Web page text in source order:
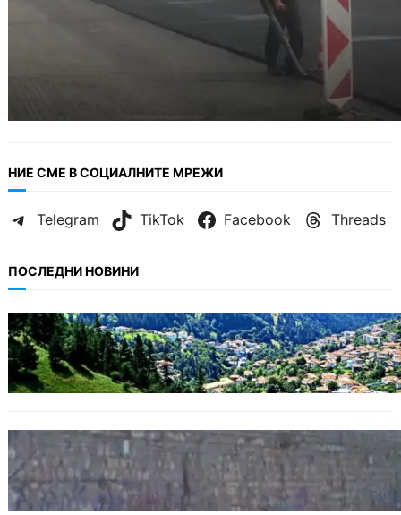
НИЕ СМЕ В СОЦИАЛНИТЕ МРЕЖИ
Telegram TikTok Facebook Threads
ПОСЛЕДНИ НОВИНИ
БЪЛГАРИЯ
Полицията алармира за нова схема с
фалшиви лечители и „вълшебни“ мехлеми
БЪЛГАРИЯ
Ограничават движението по улица
„Вълноломна“ във Варна